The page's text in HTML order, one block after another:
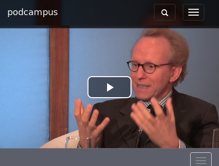
podcampus
Toggle
Toggle
navigation
Play
Video